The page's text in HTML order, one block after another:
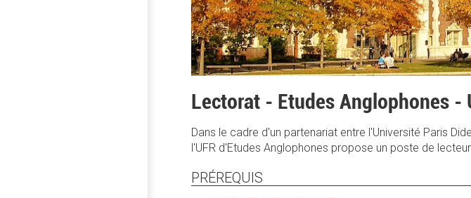
Lectorat - Etudes Anglophones -
Dans le cadre d'un partenariat entre l'Université Paris
l'UFR d'Etudes Anglophones propose un poste de
PRÉREQUIS